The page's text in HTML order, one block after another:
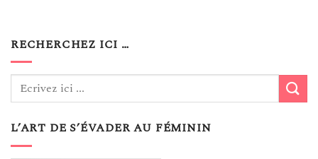
RECHERCHEZ ICI …
L’ART DE S’ÉVADER AU FÉMININ